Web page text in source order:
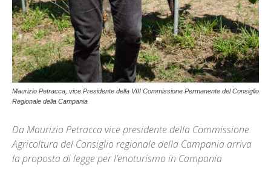
Maurizio Petracca, vice Presidente della VIII Commissione Permanente del Consiglio
Regionale della Campania
Da Maurizio Petracca vice presidente della Commissione
Agricoltura del Consiglio regionale della Campania arriva
la proposta di legge per l’enoturismo in Campania